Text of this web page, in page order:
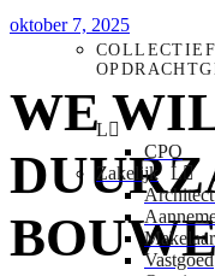
CPO
Zakelijk
Makelaar
Vastgoed
oktober 7, 2025
WE